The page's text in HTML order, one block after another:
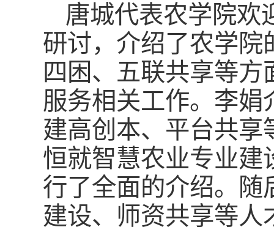
唐城代表农学院欢
研讨，介绍了农学院
四困、五联共享等
服务相关工作。李
建高创本、平台共
恒就智慧农业专业建
行了全面的介绍。随
建设、师资共享等